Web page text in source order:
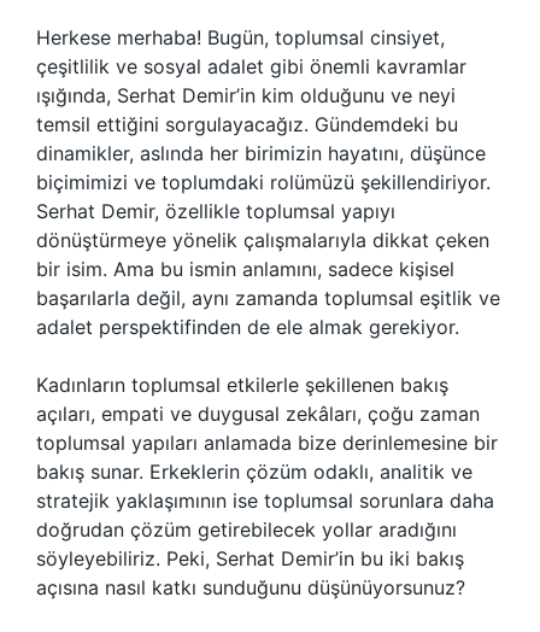
Herkese merhaba! Bugün, toplumsal cinsiyet,
çeşitlilik ve sosyal adalet gibi önemli kavramlar
ışığında, Serhat Demir’in kim olduğunu ve neyi
temsil ettiğini sorgulayacağız. Gündemdeki bu
dinamikler, aslında her birimizin hayatını, düşünce
biçimimizi ve toplumdaki rolümüzü şekillendiriyor.
Serhat Demir, özellikle toplumsal yapıyı
dönüştürmeye yönelik çalışmalarıyla dikkat çeken
bir isim. Ama bu ismin anlamını, sadece kişisel
başarılarla değil, aynı zamanda toplumsal eşitlik ve
adalet perspektifinden de ele almak gerekiyor.
Kadınların toplumsal etkilerle şekillenen bakış
açıları, empati ve duygusal zekâları, çoğu zaman
toplumsal yapıları anlamada bize derinlemesine bir
bakış sunar. Erkeklerin çözüm odaklı, analitik ve
stratejik yaklaşımının ise toplumsal sorunlara daha
doğrudan çözüm getirebilecek yollar aradığını
söyleyebiliriz. Peki, Serhat Demir’in bu iki bakış
açısına nasıl katkı sunduğunu düşünüyorsunuz?